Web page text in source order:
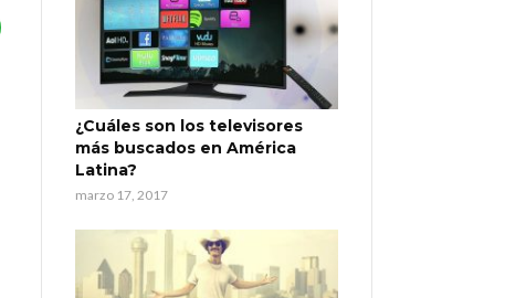
¿Cuáles son los televisores
más buscados en América
Latina?
marzo 17, 2017